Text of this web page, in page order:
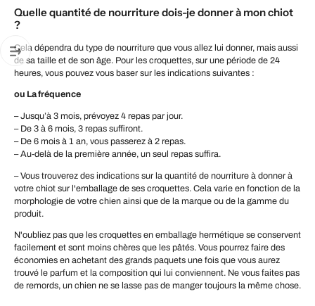
Quelle quantité de nourriture dois-je donner à mon chiot
?
Cela dépendra du type de nourriture que vous allez lui donner, mais aussi
de sa taille et de son âge. Pour les croquettes, sur une période de 24
heures, vous pouvez vous baser sur les indications suivantes :
ou La fréquence
– Jusqu’à 3 mois, prévoyez 4 repas par jour.
– De 3 à 6 mois, 3 repas suffiront.
– De 6 mois à 1 an, vous passerez à 2 repas.
– Au-delà de la première année, un seul repas suffira.
– Vous trouverez des indications sur la quantité de nourriture à donner à
votre chiot sur l'emballage de ses croquettes. Cela varie en fonction de la
morphologie de votre chien ainsi que de la marque ou de la gamme du
produit.
N'oubliez pas que les croquettes en emballage hermétique se conservent
facilement et sont moins chères que les pâtés. Vous pourrez faire des
économies en achetant des grands paquets une fois que vous aurez
trouvé le parfum et la composition qui lui conviennent. Ne vous faites pas
de remords, un chien ne se lasse pas de manger toujours la même chose.